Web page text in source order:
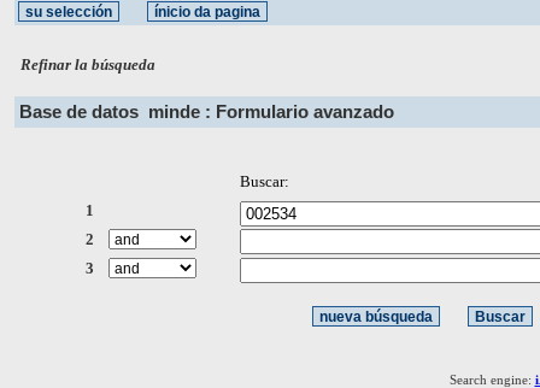
Refinar la búsqueda
Base de datos minde : Formulario avanzado
Buscar:
1
2
3
Search engine: